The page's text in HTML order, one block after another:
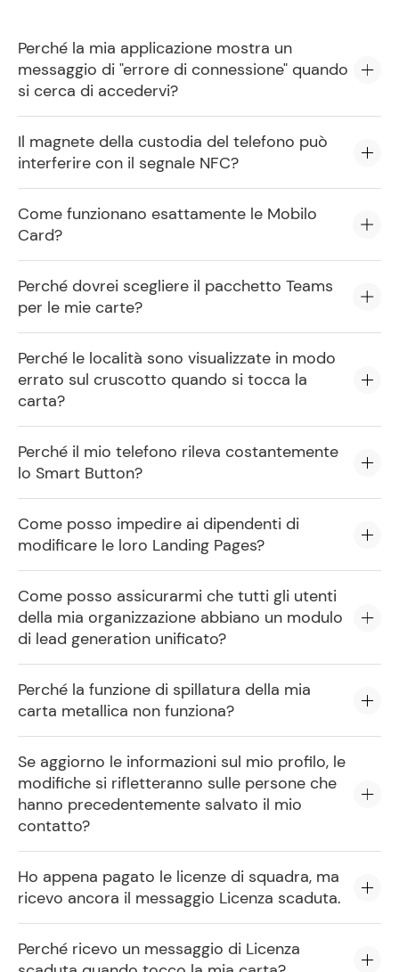
Perché la mia applicazione mostra un
messaggio di "errore di connessione" quando
si cerca di accedervi?
Il magnete della custodia del telefono può
interferire con il segnale NFC?
Come funzionano esattamente le Mobilo
Card?
Perché dovrei scegliere il pacchetto Teams
per le mie carte?
Perché le località sono visualizzate in modo
errato sul cruscotto quando si tocca la
carta?
Perché il mio telefono rileva costantemente
lo Smart Button?
Come posso impedire ai dipendenti di
modificare le loro Landing Pages?
Come posso assicurarmi che tutti gli utenti
della mia organizzazione abbiano un modulo
di lead generation unificato?
Perché la funzione di spillatura della mia
carta metallica non funziona?
Se aggiorno le informazioni sul mio profilo, le
modifiche si rifletteranno sulle persone che
hanno precedentemente salvato il mio
contatto?
Ho appena pagato le licenze di squadra, ma
ricevo ancora il messaggio Licenza scaduta.
Perché ricevo un messaggio di Licenza